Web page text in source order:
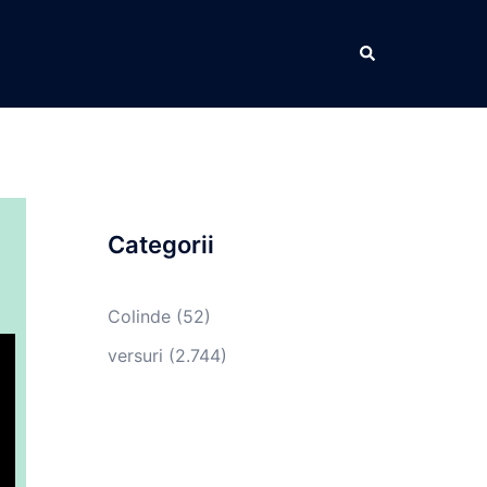
Caută
Categorii
Colinde(52)
versuri (2.744)